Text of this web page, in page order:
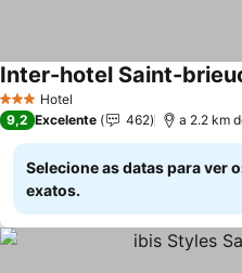
3 EstrelasHotel
Inter-hotel Saint-
9,2 Excelente 462 a 2.2 km
Selecione as datas para ver
exatos.